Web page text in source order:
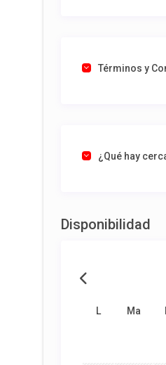
Términos y
¿Qué hay
Disponibilidad
L Ma